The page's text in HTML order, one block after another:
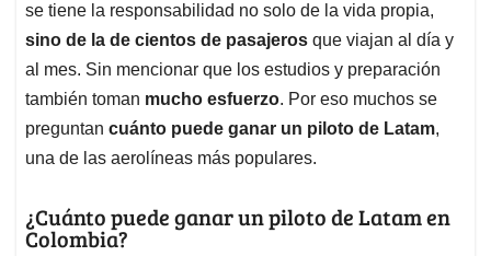
se tiene la responsabilidad no solo de la vida propia,
sino de la de cientos de pasajeros que viajan al día y
al mes. Sin mencionar que los estudios y preparación
también toman mucho esfuerzo. Por eso muchos se
preguntan cuánto puede ganar un piloto de Latam,
una de las aerolíneas más populares.
¿Cuánto puede ganar un piloto de Latam en
Colombia?